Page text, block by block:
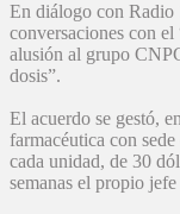
En diálogo con
conversaciones con
alusión al grupo
dosis”.
El acuerdo se gestó,
farmacéutica con
cada unidad, de 30
semanas el propio